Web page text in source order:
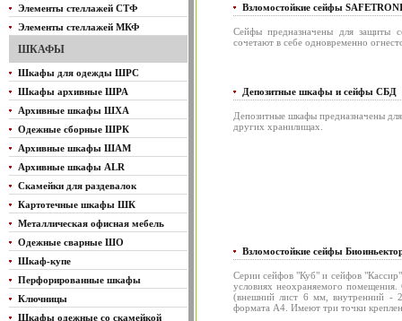
Элементы стеллажей СТФ
Элементы стеллажей МКФ
ШКАФЫ
Шкафы для одежды ШРС
Шкафы архивные ШРА
Архивные шкафы ШХА
Одежные сборные ШРК
Архивные шкафы ШАМ
Архивные шкафы ALR
Скамейки для раздевалок
Картотечные шкафы ШК
Металлическая офисная мебель
Одежные сварные ШО
Шкаф-купе
Перфорированные шкафы
Ключницы
Шкафы одежные со скамейкой
Взломостойкие сейфы
Сейфы предназначены для защиты
сочетают в себе одновременно
Депозитные шкафы и сейфы СБД
Депозитные шкафы предназначены
других хранилищах.
Взломостойкие сейфы
Серии сейфов "Куб" и сейфов
условиях неохраняемого
(внешний лист 6 мм, внутренний -
формата А4. Имеют три точки